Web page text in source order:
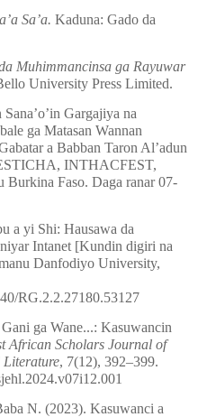
Sa’a. Kaduna: Gado da
Muhimmancinsa ga Rayuwar
University Press Limited.
Gargajiya na
ga Matasan Wannan
a Babban Taron Al’adun
INTHACFEST,
Faso. Daga ranar 07-
a yi Shi: Hausawa da
Intanet [Kundin digiri na
Danfodiyo University,
RG.2.2.27180.53127
ga Wane...: Kasuwancin
African Scholars Journal of
Literature, 7(12), 392–399.
N. (2023). Kasuwanci a